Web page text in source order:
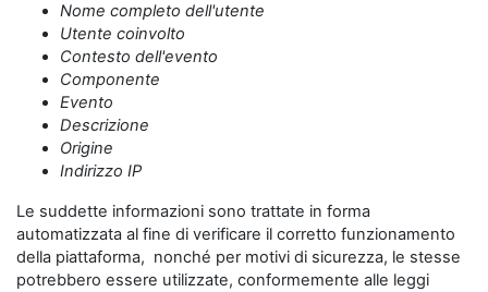
Nome completo dell'utente
Utente coinvolto
Contesto dell'evento
Componente
Evento
Descrizione
Origine
Indirizzo IP
Le suddette informazioni sono trattate in forma
automatizzata al fine di verificare il corretto funzionamento
della piattaforma, nonché per motivi di sicurezza, le stesse
potrebbero essere utilizzate, conformemente alle leggi